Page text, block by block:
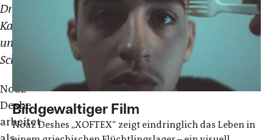
Drehbuch,
Kamera
und
Schnitt
Noaz
Deshe
arbeitet
Bildgewaltiger Film
Noaz Deshes „XOFTEX“ zeigt eindringlich das Leben in